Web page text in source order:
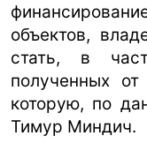
объектов,
стать, в
полученных от
которую, по
Тимур Миндич.